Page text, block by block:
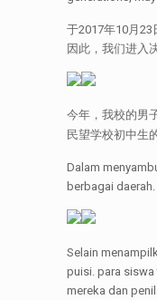
于2017年10月
因此，我们进入
今年，我校的男
民望学校初中生
Dalam
berbagai
Selain
puisi. para siswa
mereka dan